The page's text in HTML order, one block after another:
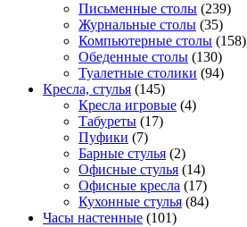
Письменные столы (239)
Журнальные столы (35)
Компьютерные столы (158)
Обеденные столы (130)
Туалетные столики (94)
Кресла, стулья (145)
Кресла игровые (4)
Табуреты (17)
Пуфики (7)
Барные стулья (2)
Офисные стулья (14)
Офисные кресла (17)
Кухонные стулья (84)
Часы настенные (101)